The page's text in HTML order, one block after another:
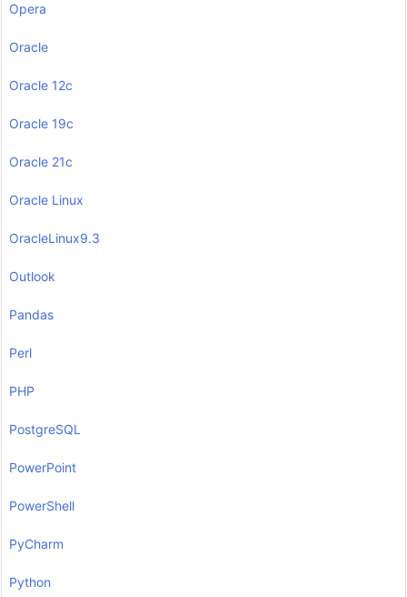
Opera
Oracle
Oracle 12c
Oracle 19c
Oracle 21c
Oracle Linux
OracleLinux9.3
Outlook
Pandas
Perl
PHP
PostgreSQL
PowerPoint
PowerShell
PyCharm
Python